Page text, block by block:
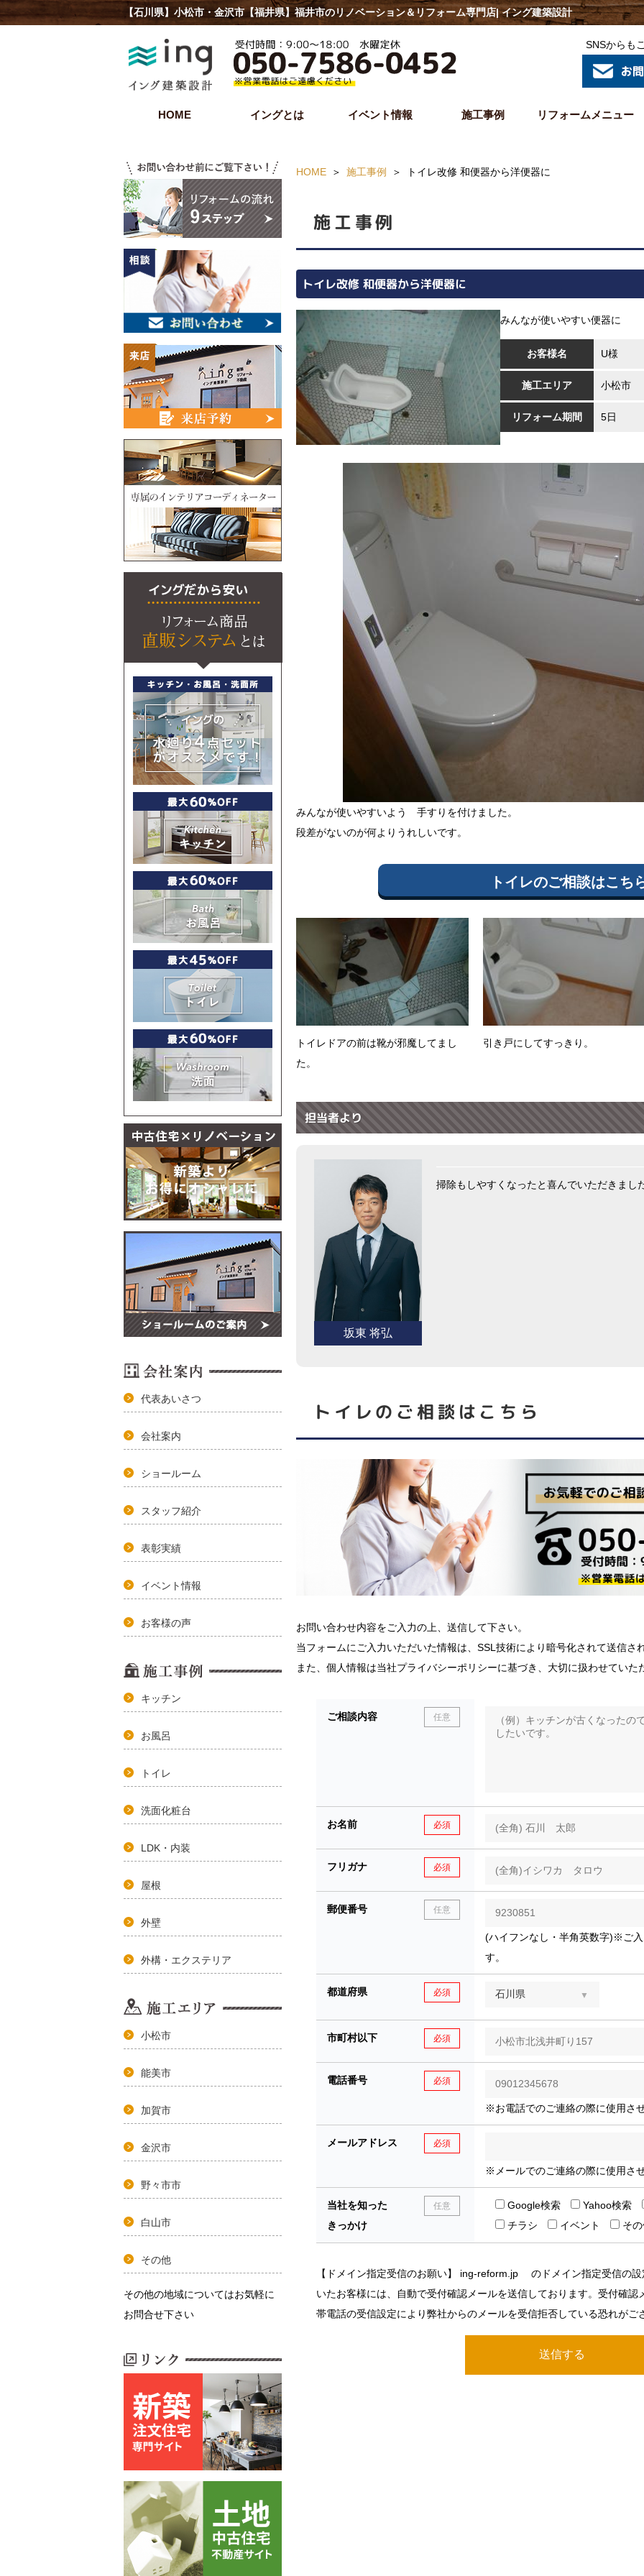
【石川県】小松市・金沢市【福井県】福井市のリノベーション＆リフォーム専門店| イング建築設計
SNSからも
HOME イングとは イベント情報 施工事例 リフォームメニュー
代表あいさつ
会社案内
ショールーム
スタッフ紹介
表彰実績
イベント情報
お客様の声
キッチン
お風呂
トイレ
洗面化粧台
LDK・内装
屋根
外壁
外構・エクステリア
小松市
能美市
加賀市
金沢市
野々市市
白山市
その他
その他の地域についてはお気軽に
お問合せ下さい
HOME 施工事例 トイレ改修 和便器から洋便器に
施工事例
トイレ改修 和便器から洋便器に
みんなが使いやすい便器に
お客様名 U様
施工エリア 小松市
リフォーム期間 5日
みんなが使いやすいよう 手すりを付けました。
段差がないのが何よりうれしいです。
トイレのご相談はこち
トイレドアの前は靴が邪魔してまし
た。
引き戸にしてすっきり。
担当者より
坂東 将弘
掃除もしやすくなったと喜んでいただきまし
トイレ のご相談はこちら
お問い合わせ内容をご入力の上、送信して下さい。
当フォームにご入力いただいた情報は、SSL技術により暗号化されて送信さ
また、個人情報は当社プライバシーポリシーに基づき、大切に扱わせていた
ご相談内容 任意
お名前 必須
フリガナ 必須
郵便番号 任意
(ハイフンなし・半角英数字)※ご
す。
都道府県 必須
市町村以下 必須
電話番号 必須
※お電話でのご連絡の際に使用さ
メールアドレス 必須
※メールでのご連絡の際に使用さ
当社を知った
きっかけ
任意 Google検索
Yahoo検索
チラシ
イベント そ
【ドメイン指定受信のお願い】 ing-reform.jp のドメイン指定受信の
いたお客様には、自動で受付確認メールを送信しております。受付確
帯電話の受信設定により弊社からのメールを受信拒否している恐れがご